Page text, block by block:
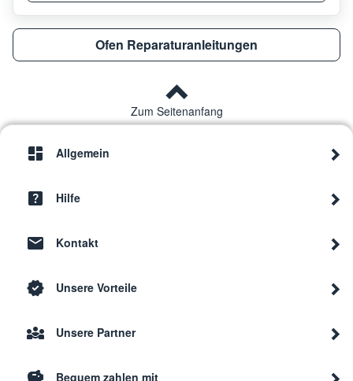
Ofen Reparaturanleitungen
Zum Seitenanfang
Allgemein
Hilfe
Kontakt
Unsere Vorteile
Unsere Partner
Bequem zahlen mit